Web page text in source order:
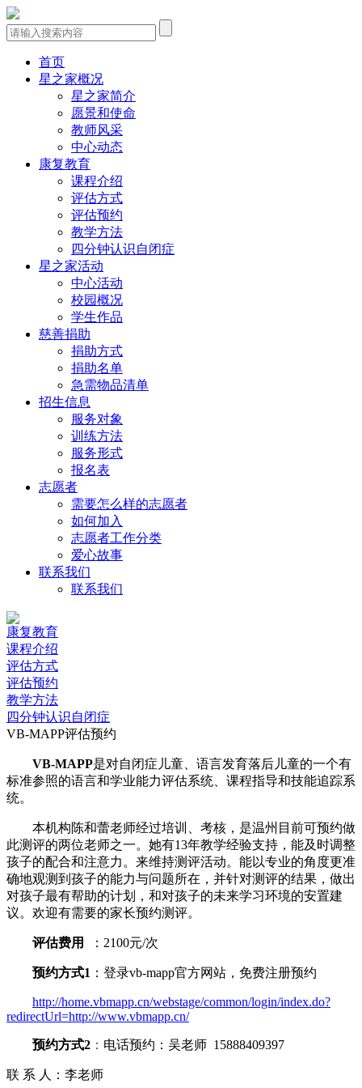
首页
星之家概况
星之家简介
愿景和使命
教师风采
中心动态
康复教育
课程介绍
评估方式
评估预约
教学方法
四分钟认识自闭症
星之家活动
中心活动
校园概况
学生作品
慈善捐助
捐助方式
捐助名单
急需物品清单
招生信息
服务对象
训练方法
服务形式
报名表
志愿者
需要怎么样的志愿者
如何加入
志愿者工作分类
爱心故事
联系我们
联系我们
康复教育
课程介绍
评估方式
评估预约
教学方法
四分钟认识自闭症
VB-MAPP评估预约
VB-MAPP是对自闭症儿童、语言发育落后儿童的一个有
标准参照的语言和学业能力评估系统、课程指导和技能追踪系
统。
本机构陈和蕾老师经过培训、考核，是温州目前可预约做
此测评的两位老师之一。她有13年教学经验支持，能及时调整
孩子的配合和注意力。来维持测评活动。能以专业的角度更准
确地观测到孩子的能力与问题所在，并针对测评的结果，做出
对孩子最有帮助的计划，和对孩子的未来学习环境的安置建
议。欢迎有需要的家长预约测评。
评估费用 ：2100元/次
预约方式1 ：登录vb-mapp官方网站，免费注册预约
http://home.vbmapp.cn/webstage/common/login/index.do?
redirectUrl=http://www.vbmapp.cn/
预约方式2 ： 电话预约：吴老师 15888409397
联 系 人：李老师